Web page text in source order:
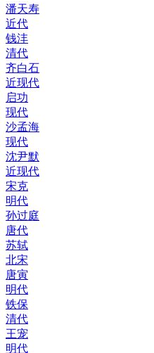
潘天寿
近代
钱沣
清代
齐白石
近现代
启功
现代
沙孟海
现代
沈尹默
近现代
宋克
明代
孙过庭
唐代
苏轼
北宋
唐寅
明代
铁保
清代
王宠
明代